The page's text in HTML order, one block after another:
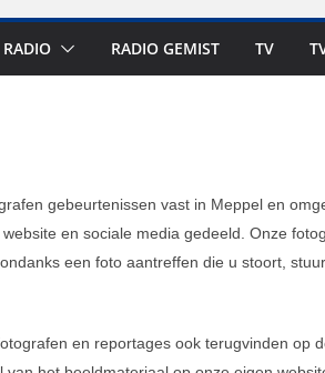
regio is goed ondanks warme
Al dertig jaar haalt ‘Japie’
RADIO RADIO GEMIST TV
gebeurtenissen vast in Meppel en
en sociale media gedeeld. Onze
een foto aantreffen die u stoort,
en reportages ook terugvinden op